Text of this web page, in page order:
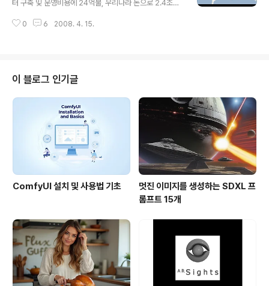
높이려면??"라는 글과, 주유소 휘발유가격 매쉬업이라는
터 구축 및 운영비용에 24억불, 우리나라 돈으로 2.4조원
다고 하네요. 구글에서는 데이터센터가 얼마나 있는지, 어
구글맵 지도로 만들었습니다. 이에 따르면, 구글은 현재 미
국내에 19개, 유럽에 12개, 러시아/남아메리카에 각 1개,
아시아에 3개 등 총 36개의 데이터센터를 운영하고 있다
고 합니다. 아래는 구글 데이터센터가 위치한 곳입니다. 또
한, 2007년에 4개의 새로운 데이터센터 구축 프로젝트를
공개했는데..
0 6 2008. 4. 15.
이 블로그 인기글
ComfyUI 설치 및 사용법 기초
멋진 이미지를 생성하는 SDXL 프
롬프트 15개